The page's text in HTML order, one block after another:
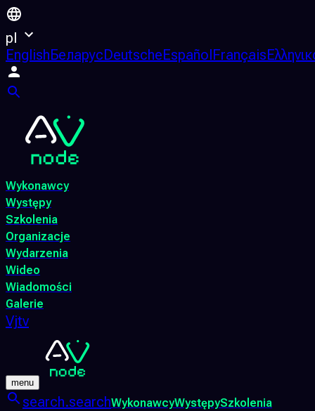
pl
EnglishБеларусDeutscheEspañolFrançais
Wykonawcy
Występy
Szkolenia
Organizacje
Wydarzenia
Wideo
Wiadomości
Galerie
Vjtv
menu
search.searchWykonawcyWystępySzkolenia